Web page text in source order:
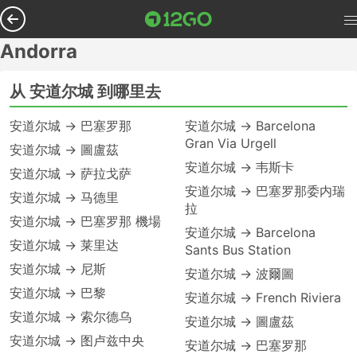
Andorra
从 安道尔城 到哪里去
安道尔城 → 巴塞罗那
安道尔城 → 圖盧茲
安道尔城 → 萨拉戈萨
安道尔城 → 马德里
安道尔城 → 巴塞罗那 機場
安道尔城 → 莱里达
安道尔城 → 尼斯
安道尔城 → 巴黎
安道尔城 → 索尔德乌
安道尔城 → 图卢兹中央
安道尔城 → Barcelona
Gran Via Urgell
安道尔城 → 韦斯卡
安道尔城 → 巴塞罗那委内瑞
拉
安道尔城 → Barcelona
Sants Bus Station
安道尔城 → 波爾圖
安道尔城 → French Riviera
安道尔城 → 圖盧茲
安道尔城 → 巴塞罗那